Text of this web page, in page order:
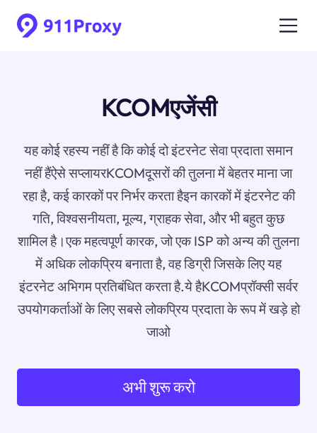
KCOMएजेंसी
यह कोई रहस्य नहीं है कि कोई दो इंटरनेट सेवा प्रदाता समान
नहीं हैंऐसे सप्लायरKCOMदूसरों की तुलना में बेहतर माना जा
रहा है, कई कारकों पर निर्भर करता हैइन कारकों में इंटरनेट की
गति, विश्वसनीयता, मूल्य, ग्राहक सेवा, और भी बहुत कुछ
शामिल है।एक महत्वपूर्ण कारक, जो एक ISP को अन्य की तुलना
में अधिक लोकप्रिय बनाता है, वह डिग्री जिसके लिए यह
इंटरनेट अभिगम प्रतिबंधित करता है.ये हैKCOMप्रॉक्सी सर्वर
उपयोगकर्ताओं के लिए सबसे लोकप्रिय प्रदाता के रूप में खड़े हो
जाओ
अभी शुरू करो